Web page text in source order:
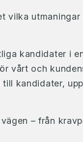
vilka
kandidater i
vårt och
kandidater,
– från